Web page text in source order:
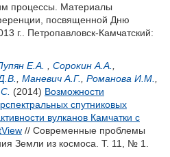
процессы. Материалы
посвященной Дню
г.. Петропавловск-Камчатский:
Е.А. Сорокин А.А.
Маневич А.Г. Романова И.М.
(2014) Возможности
спутниковых
вулканов Камчатки с
// Современные проблемы
Земли из космоса. Т. 11, № 1.